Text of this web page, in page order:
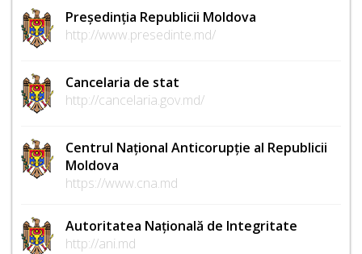
Președinția Republicii Moldova
http://www.presedinte.md/
Cancelaria de stat
http://cancelaria.gov.md/
Centrul Național Anticorupție al Republicii
Moldova
https://www.cna.md
Autoritatea Națională de Integritate
http://ani.md